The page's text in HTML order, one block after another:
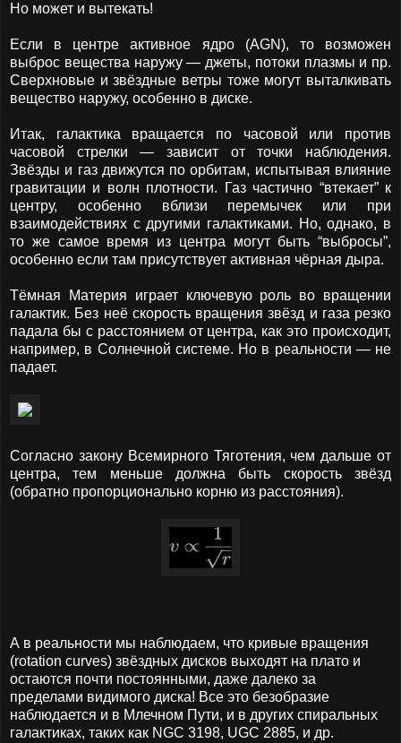
Но может и вытекать!
Если в центре активное ядро (AGN), то возможен
выброс вещества наружу — джеты, потоки плазмы и пр.
Сверхновые и звёздные ветры тоже могут выталкивать
вещество наружу, особенно в диске.
Итак, галактика вращается по часовой или против
часовой стрелки — зависит от точки наблюдения.
Звёзды и газ движутся по орбитам, испытывая влияние
гравитации и волн плотности. Газ частично “втекает” к
центру, особенно вблизи перемычек или при
взаимодействиях с другими галактиками. Но, однако, в
то же самое время из центра могут быть “выбросы”,
особенно если там присутствует активная чёрная дыра.
Тёмная Материя играет ключевую роль во вращении
галактик. Без неё скорость вращения звёзд и газа резко
падала бы с расстоянием от центра, как это происходит,
например, в Солнечной системе. Но в реальности — не
падает.
Согласно закону Всемирного Тяготения, чем дальше от
центра, тем меньше должна быть скорость звёзд
(обратно пропорционально корню из расстояния).
А в реальности мы наблюдаем, что кривые вращения
(rotation curves) звёздных дисков выходят на плато и
остаются почти постоянными, даже далеко за
пределами видимого диска! Все это безобразие
наблюдается и в Млечном Пути, и в других спиральных
галактиках, таких как NGC 3198, UGC 2885, и др.